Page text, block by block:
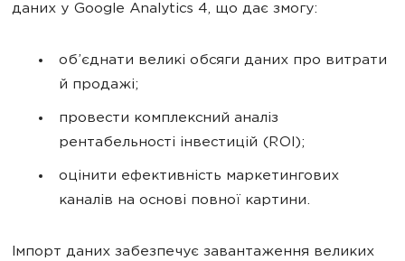
даних у Google Analytics 4, що дає змогу:
об’єднати великі обсяги даних про витрати
й продажі;
провести комплексний аналіз
рентабельності інвестицій (ROI);
оцінити ефективність маркетингових
каналів на основі повної картини.
Імпорт даних забезпечує завантаження великих